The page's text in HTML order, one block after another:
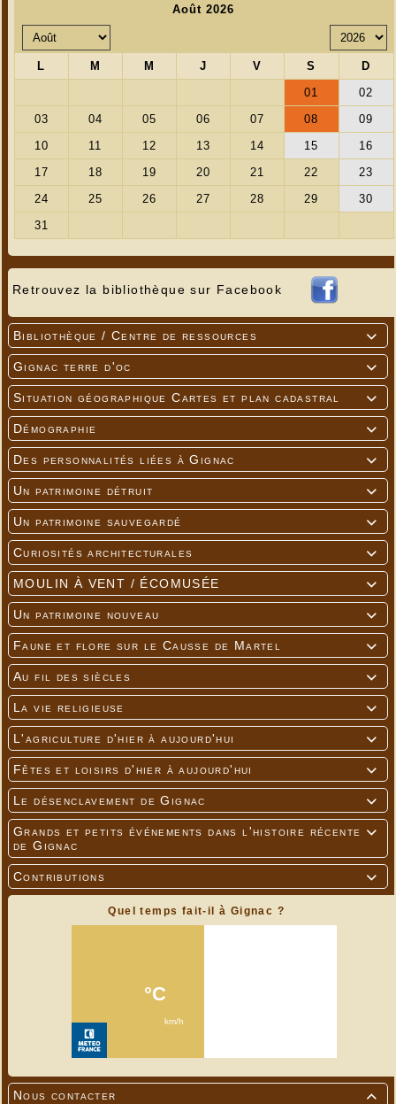
Retrouvez la bibliothèque sur Facebook

Bibliothèque / Centre de ressources

Gignac terre d'oc

Situation géographique Cartes et plan cadastral

Démographie

Des personnalités liées à Gignac

Un patrimoine détruit

Un patrimoine sauvegardé

Curiosités architecturales

MOULIN À VENT / ÉCOMUSÉE

Un patrimoine nouveau

Faune et flore sur le Causse de Martel

Au fil des siècles

La vie religieuse

L'agriculture d'hier à aujourd'hui

Fêtes et loisirs d'hier à aujourd'hui

Le désenclavement de Gignac

Grands et petits événements dans l'histoire récente
de Gignac

Contributions
Quel temps fait-il à Gignac ?

Nous contacter